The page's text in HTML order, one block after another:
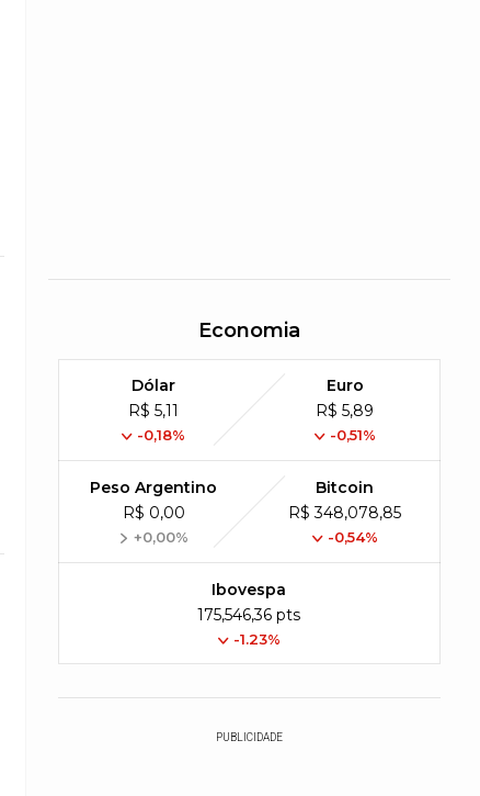
Economia
Dólar
R$ 5,11
-0,18%
Euro
R$ 5,89
-0,51%
Peso Argentino
R$ 0,00
+0,00%
Bitcoin
R$ 348,078,85
-0,54%
Ibovespa
175,546,36 pts
-1.23%
PUBLICIDADE